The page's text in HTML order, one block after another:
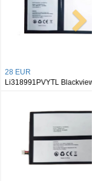
Blackview Pad 18